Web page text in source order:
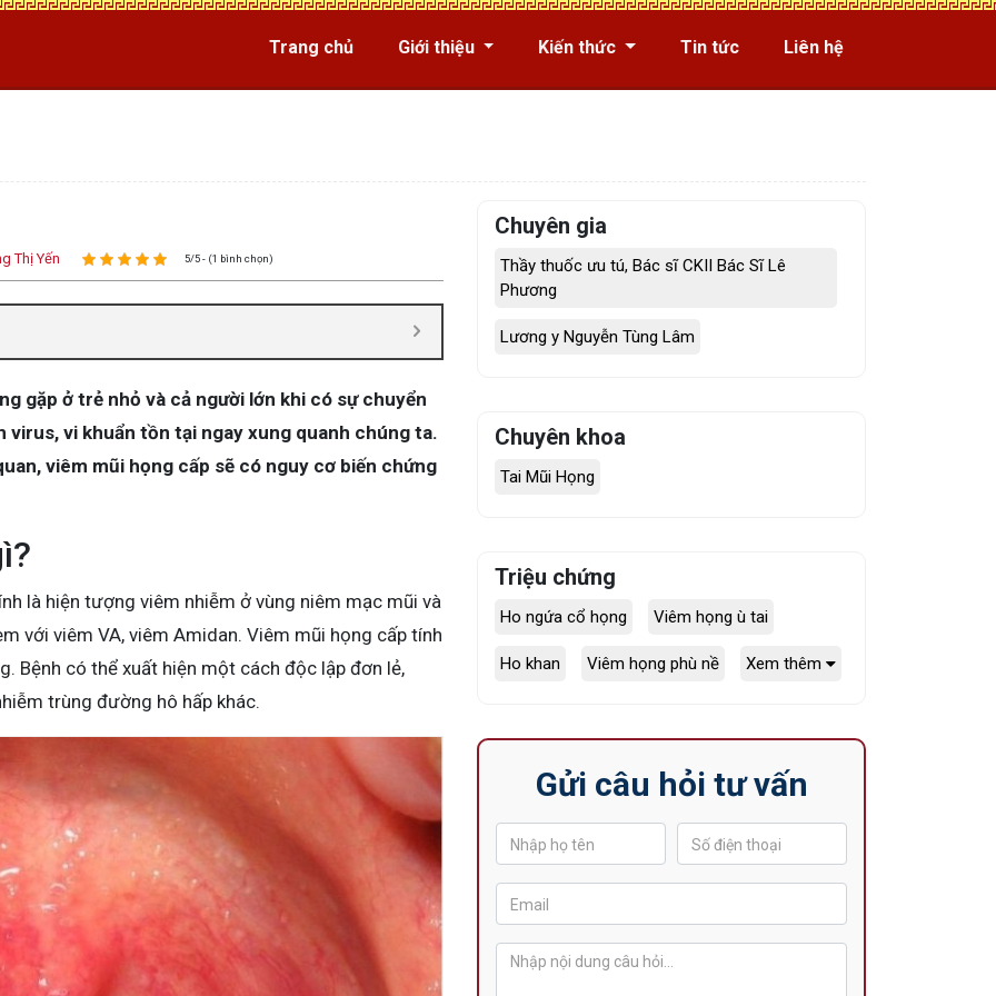
Trang chủ Giới thiệu Kiến thức Tin tức Liên hệ
Thị Yến 5/5 - (1 bình chọn)
gặp ở trẻ nhỏ và cả người lớn khi có sự chuyển
vi khuẩn tồn tại ngay xung quanh chúng ta.
viêm mũi họng cấp sẽ có nguy cơ biến chứng
là hiện tượng viêm nhiễm ở vùng niêm mạc mũi và
với viêm VA, viêm Amidan. Viêm mũi họng cấp tính
Bệnh có thể xuất hiện một cách độc lập đơn lẻ,
trùng đường hô hấp khác.
Chuyên gia
Thầy thuốc ưu tú, Bác sĩ CKII Bác Sĩ Lê
Phương
Lương y Nguyễn Tùng Lâm
Chuyên khoa
Tai Mũi Họng
Triệu chứng
Ho ngứa cổ họng Viêm họng ù tai
Ho khan Viêm họng phù nề Xem thêm
Gửi câu hỏi tư vấn